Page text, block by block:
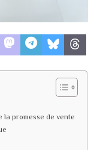
la promesse de vente